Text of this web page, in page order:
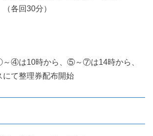
各回30分）
④は10時から、⑤～⑦は14時から、
にて整理券配布開始